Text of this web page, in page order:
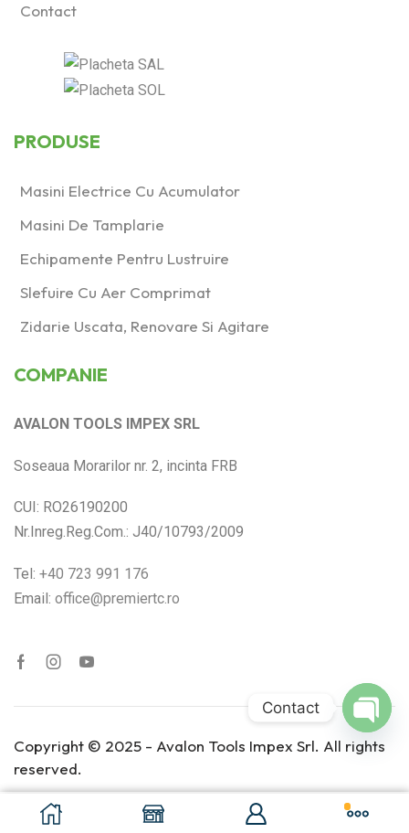
Contact
PRODUSE
Masini Electrice Cu Acumulator
Masini De Tamplarie
Echipamente Pentru Lustruire
Slefuire Cu Aer Comprimat
Zidarie Uscata, Renovare Si Agitare
COMPANIE
AVALON TOOLS IMPEX SRL
Soseaua Morarilor nr. 2, incinta FRB
CUI: RO26190200
Nr.Inreg.Reg.Com.: J40/10793/2009
Tel: +40 723 991 176
Email: office@premiertc.ro
Copyright © 2025 - Avalon Tools Impex Srl. All rights
reserved.
Adaugă În Coș Cumpara Acum
Contact
Open